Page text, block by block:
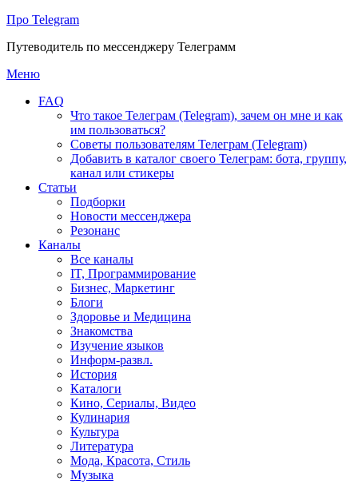
Про Telegram
Путеводитель по мессенджеру Телеграмм
Перейти
содержимому
Меню
FAQ
Что такое Телеграм (Telegram), зачем он мне и как
им пользоваться?
Советы пользователям Телеграм (Telegram)
Добавить в каталог своего Телеграм: бота, группу,
канал или стикеры
Статьи
Подборки
Новости мессенджера
Резонанс
Каналы
Все каналы
IT, Программирование
Бизнес, Маркетинг
Блоги
Здоровье и Медицина
Знакомства
Изучение языков
Информ-развл.
История
Каталоги
Кино, Сериалы, Видео
Кулинария
Культура
Литература
Мода, Красота, Стиль
Музыка